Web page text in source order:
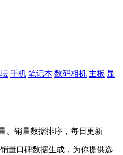
手机 笔记本 数码相机 主板 显
、销量数据排序，每日更新
量口碑数据生成，为你提供选